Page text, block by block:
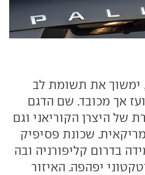
ימשוך את תשומת לב
אך מכובד. שם הדגם
היצרן הקוריאני וגם
שכונת פסיפיק
בדרום קליפורניה ובה
יפהפה. האיזור